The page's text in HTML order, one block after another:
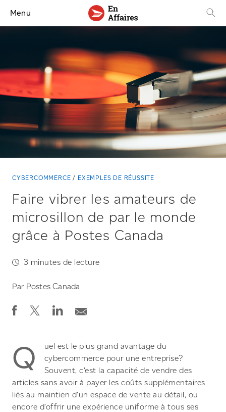
Menu
CYBERCOMMERCE EXEMPLES DE RÉUSSITE
Faire vibrer les amateurs de
microsillon de par le monde
grâce à Postes Canada
3 minutes de lecture
Par Postes Canada
Q
uel est le plus grand avantage du
cybercommerce pour une entreprise?
Souvent, c’est la capacité de vendre des
articles sans avoir à payer les coûts supplémentaires
liés au maintien d’un espace de vente au détail, ou
encore d’offrir une expérience uniforme à tous ses